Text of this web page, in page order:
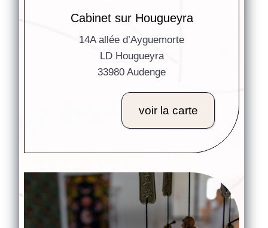
Cabinet sur Hougueyra
14A allée d’Ayguemorte
LD Hougueyra
33980 Audenge
voir la carte